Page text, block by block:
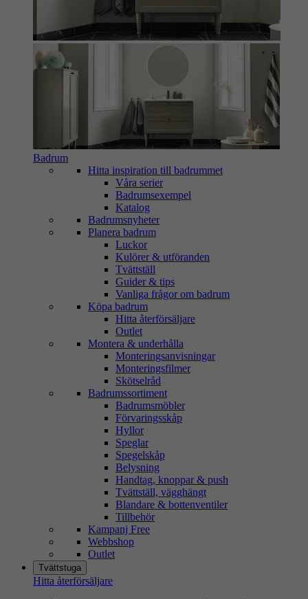
Badrum
Hitta inspiration till badrummet
Våra serier
Badrumsexempel
Katalog
Badrumsnyheter
Planera badrum
Luckor
Kulörer & utföranden
Tvättställ
Guider & tips
Vanliga frågor om badrum
Köpa badrum
Hitta återförsäljare
Outlet
Montera & underhålla
Monteringsanvisningar
Monteringsfilmer
Skötselråd
Badrumssortiment
Badrumsmöbler
Förvaringsskåp
Hyllor
Speglar
Spegelskåp
Belysning
Handtag, knoppar & push
Tvättställ, vägghängt
Blandare & bottenventiler
Tillbehör
Kampanj Free
Webbshop
Outlet
Tvättstuga
Hitta återförsäljare